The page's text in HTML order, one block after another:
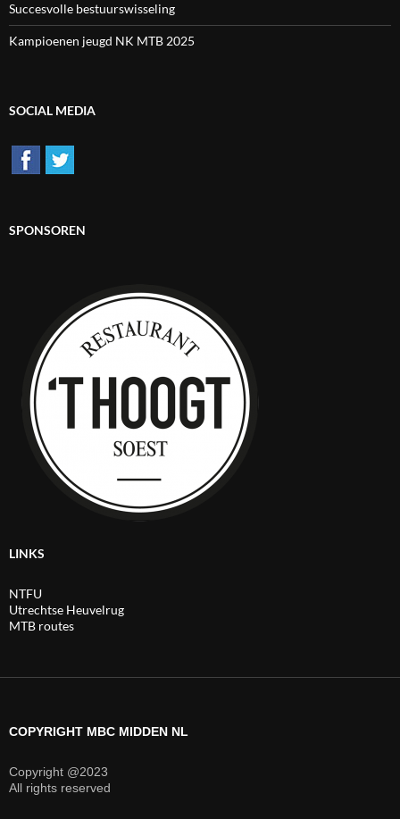
Succesvolle bestuurswisseling
Kampioenen jeugd NK MTB 2025
SOCIAL MEDIA
SPONSOREN
LINKS
NTFU
Utrechtse Heuvelrug
MTB routes
COPYRIGHT MBC MIDDEN NL
Copyright @2023
All rights reserved